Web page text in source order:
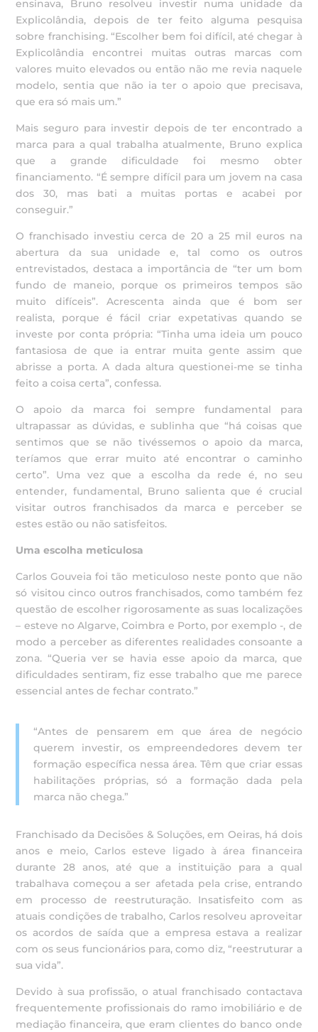
ensinava, Bruno resolveu investir numa unidade da
Explicolândia, depois de ter feito alguma pesquisa
sobre franchising. “Escolher bem foi difícil, até chegar à
Explicolândia encontrei muitas outras marcas com
valores muito elevados ou então não me revia naquele
modelo, sentia que não ia ter o apoio que precisava,
que era só mais um.”
Mais seguro para investir depois de ter encontrado a
marca para a qual trabalha atualmente, Bruno explica
que a grande dificuldade foi mesmo obter
financiamento. “É sempre difícil para um jovem na casa
dos 30, mas bati a muitas portas e acabei por
conseguir.”
O franchisado investiu cerca de 20 a 25 mil euros na
abertura da sua unidade e, tal como os outros
entrevistados, destaca a importância de “ter um bom
fundo de maneio, porque os primeiros tempos são
muito difíceis”. Acrescenta ainda que é bom ser
realista, porque é fácil criar expetativas quando se
investe por conta própria: “Tinha uma ideia um pouco
fantasiosa de que ia entrar muita gente assim que
abrisse a porta. A dada altura questionei-me se tinha
feito a coisa certa”, confessa.
O apoio da marca foi sempre fundamental para
ultrapassar as dúvidas, e sublinha que “há coisas que
sentimos que se não tivéssemos o apoio da marca,
teríamos que errar muito até encontrar o caminho
certo”. Uma vez que a escolha da rede é, no seu
entender, fundamental, Bruno salienta que é crucial
visitar outros franchisados da marca e perceber se
estes estão ou não satisfeitos.
Uma escolha meticulosa
Carlos Gouveia foi tão meticuloso neste ponto que não
só visitou cinco outros franchisados, como também fez
questão de escolher rigorosamente as suas localizações
– esteve no Algarve, Coimbra e Porto, por exemplo -, de
modo a perceber as diferentes realidades consoante a
zona. “Queria ver se havia esse apoio da marca, que
dificuldades sentiram, fiz esse trabalho que me parece
essencial antes de fechar contrato.”
“Antes de pensarem em que área de negócio
querem investir, os empreendedores devem ter
formação específica nessa área. Têm que criar essas
habilitações próprias, só a formação dada pela
marca não chega.”
Franchisado da Decisões & Soluções, em Oeiras, há dois
anos e meio, Carlos esteve ligado à área financeira
durante 28 anos, até que a instituição para a qual
trabalhava começou a ser afetada pela crise, entrando
em processo de reestruturação. Insatisfeito com as
atuais condições de trabalho, Carlos resolveu aproveitar
os acordos de saída que a empresa estava a realizar
com os seus funcionários para, como diz, “reestruturar a
sua vida”.
Devido à sua profissão, o atual franchisado contactava
frequentemente profissionais do ramo imobiliário e de
mediação financeira, que eram clientes do banco onde